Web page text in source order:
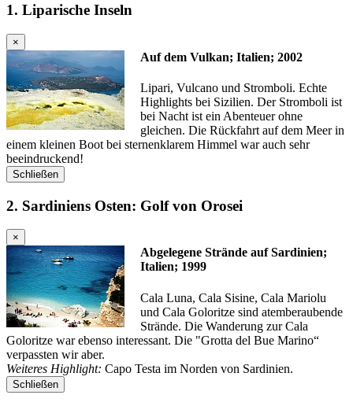
1. Liparische Inseln
×
Auf dem Vulkan; Italien; 2002
Lipari, Vulcano und Stromboli. Echte
Highlights bei Sizilien. Der Stromboli ist
bei Nacht ist ein Abenteuer ohne
gleichen. Die Rückfahrt auf dem Meer in
einem kleinen Boot bei sternenklarem Himmel war auch sehr
beeindruckend!
Schließen
2. Sardiniens Osten: Golf von Orosei
×
Abgelegene Strände auf Sardinien;
Italien; 1999
Cala Luna, Cala Sisine, Cala Mariolu
und Cala Goloritze sind atemberaubende
Strände. Die Wanderung zur Cala
Goloritze war ebenso interessant. Die "Grotta del Bue Marino“
verpassten wir aber.
Weiteres Highlight: Capo Testa im Norden von Sardinien.
Schließen